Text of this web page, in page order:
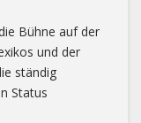
Bühne auf der
und der
ständig
Status